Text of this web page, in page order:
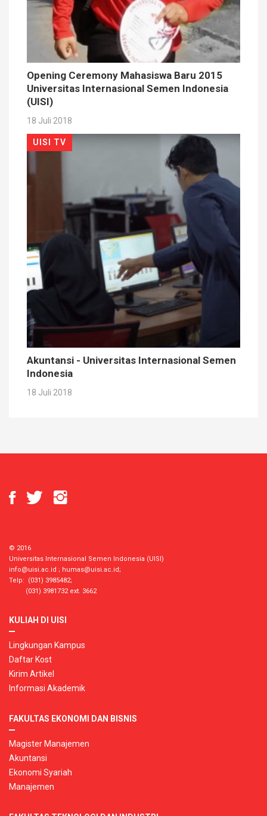
Opening Ceremony Mahasiswa Baru 2015
Universitas Internasional Semen Indonesia
(UISI)
18 Juli 2018
UISI TV
Akuntansi - Universitas Internasional Semen
Indonesia
18 Juli 2018
© 2016
Universitas Internasional Semen Indonesia (UISI)
info@uisi.ac.id ; humas@uisi.ac.id;
Telp: (031) 3985482;
(031) 3981732 ext. 3662
KULIAH DI UISI
Lingkungan Kampus
Daftar Kost
Kirim Artikel
Informasi Akademik
FAKULTAS EKONOMI DAN BISNIS
Magister Manajemen
Akuntansi
Ekonomi Syariah
Manajemen